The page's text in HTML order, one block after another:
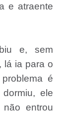
e atraente
e, sem
lá ia para o
é
ele
entrou